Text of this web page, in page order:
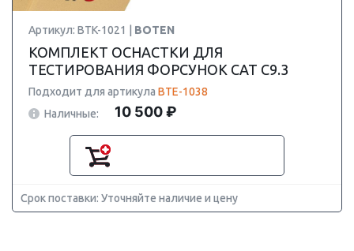
Артикул: BTK-1021 | BOTEN
КОМПЛЕКТ ОСНАСТКИ ДЛЯ
ТЕСТИРОВАНИЯ ФОРСУНОК CAT C9.3
Подходит для артикула BTE-1038
Наличные:
10 500 ₽
Срок поставки: Уточняйте наличие и цену